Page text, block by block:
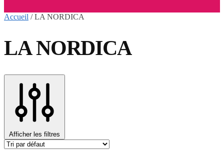
Accueil /LA NORDICA
LA NORDICA
Afficher les filtres